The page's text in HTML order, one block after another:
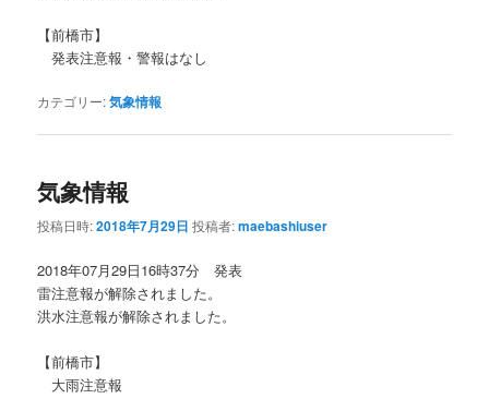
【前橋市】
発表注意報・警報はなし
カテゴリー:気象情報
気象情報
投稿日時:2018年7月29日 投稿者:maebashiuser
2018年07月29日16時37分 発表
雷注意報が解除されました。
洪水注意報が解除されました。
【前橋市】
大雨注意報